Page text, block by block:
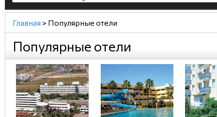
Главная > Популярные отели
Популярные отели